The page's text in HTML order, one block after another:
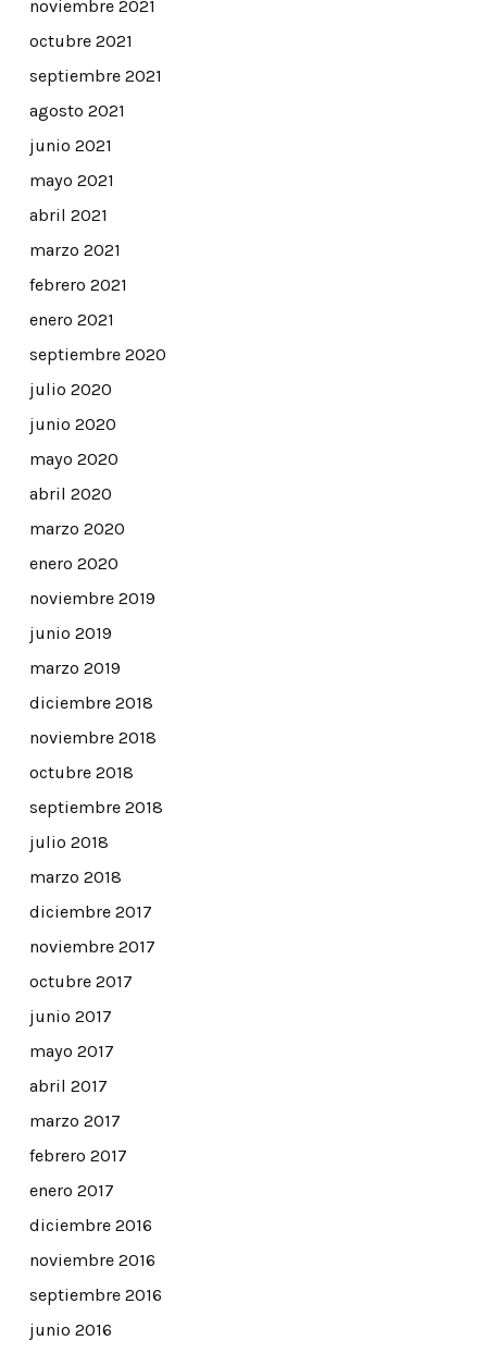
noviembre 2021
octubre 2021
septiembre 2021
agosto 2021
junio 2021
mayo 2021
abril 2021
marzo 2021
febrero 2021
enero 2021
septiembre 2020
julio 2020
junio 2020
mayo 2020
abril 2020
marzo 2020
enero 2020
noviembre 2019
junio 2019
marzo 2019
diciembre 2018
noviembre 2018
octubre 2018
septiembre 2018
julio 2018
marzo 2018
diciembre 2017
noviembre 2017
octubre 2017
junio 2017
mayo 2017
abril 2017
marzo 2017
febrero 2017
enero 2017
diciembre 2016
noviembre 2016
septiembre 2016
junio 2016